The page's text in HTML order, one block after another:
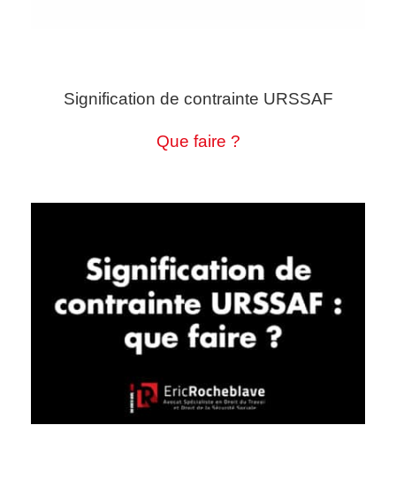
Signification de contrainte URSSAF
Que faire ?